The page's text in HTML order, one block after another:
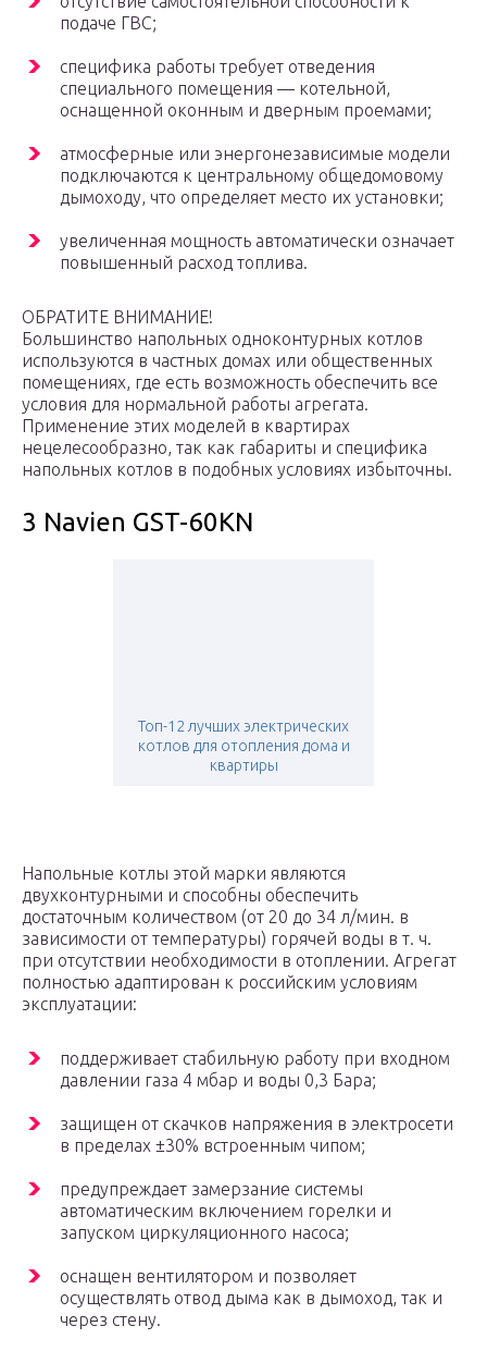
подаче ГВС;
специфика работы требует отведения
специального помещения — котельной,
оснащенной оконным и дверным проемами;
атмосферные или энергонезависимые модели
подключаются к центральному общедомовому
дымоходу, что определяет место их установки;
увеличенная мощность автоматически означает
повышенный расход топлива.
ОБРАТИТЕ ВНИМАНИЕ!
Большинство напольных одноконтурных котлов
используются в частных домах или общественных
помещениях, где есть возможность обеспечить все
условия для нормальной работы агрегата.
Применение этих моделей в квартирах
нецелесообразно, так как габариты и специфика
напольных котлов в подобных условиях избыточны.
3 Navien GST-60KN
Топ-12 лучших электрических
котлов для отопления дома и
квартиры
Напольные котлы этой марки являются
двухконтурными и способны обеспечить
достаточным количеством (от 20 до 34 л/мин. в
зависимости от температуры) горячей воды в т. ч.
при отсутствии необходимости в отоплении. Агрегат
полностью адаптирован к российским условиям
эксплуатации:
поддерживает стабильную работу при входном
давлении газа 4 мбар и воды 0,3 Бара;
защищен от скачков напряжения в электросети
в пределах ±30% встроенным чипом;
предупреждает замерзание системы
автоматическим включением горелки и
запуском циркуляционного насоса;
оснащен вентилятором и позволяет
осуществлять отвод дыма как в дымоход, так и
через стену.